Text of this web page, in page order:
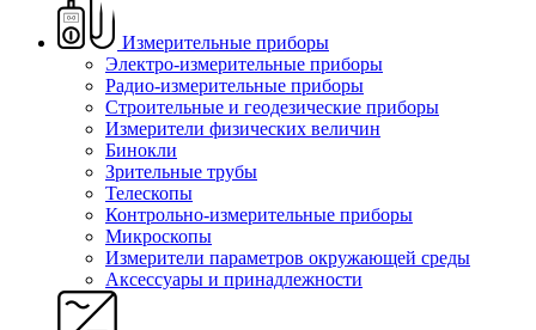
Измерительные приборы
Электро-измерительные приборы
Радио-измерительные приборы
Строительные и геодезические приборы
Измерители физических величин
Бинокли
Зрительные трубы
Телескопы
Контрольно-измерительные приборы
Микроскопы
Измерители параметров окружающей среды
Аксессуары и принадлежности